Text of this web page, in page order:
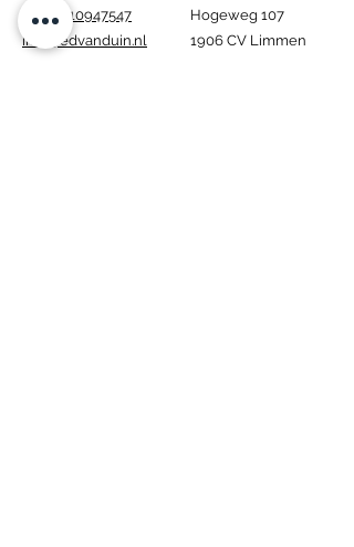
Tel.: 0610947547
info@edvanduin.nl
Hogeweg 107
1906 CV Limmen